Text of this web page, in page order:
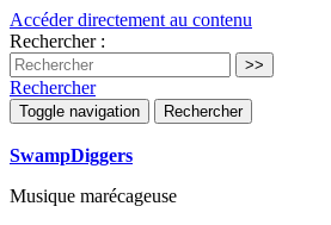
Accéder directement au contenu
Rechercher :
Rechercher
Toggle navigation Rechercher
SwampDiggers
Musique marécageuse